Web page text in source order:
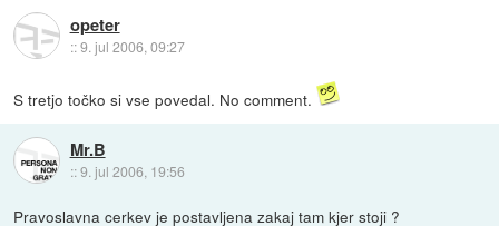
opeter
::9. jul 2006, 09:27
S tretjo točko si vse povedal. No comment.
Mr.B
::9. jul 2006, 19:56
Pravoslavna cerkev je postavljena zakaj tam kjer stoji ?